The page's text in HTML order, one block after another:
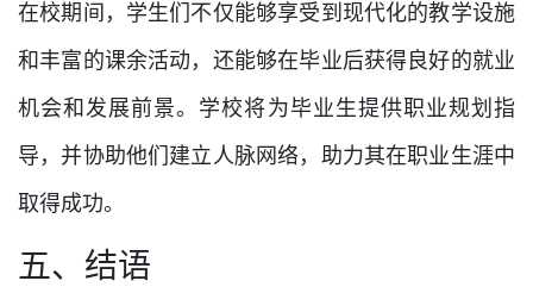
在校期间，学生们不仅能够享受到现代化的教学设施
和丰富的课余活动，还能够在毕业后获得良好的就业
机会和发展前景。学校将为毕业生提供职业规划指
导，并协助他们建立人脉网络，助力其在职业生涯中
取得成功。
五、结语